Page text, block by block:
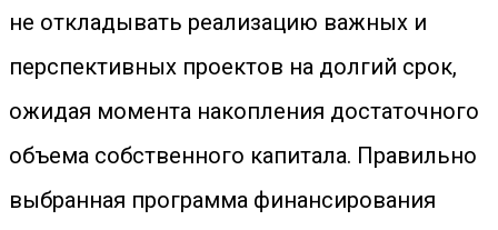
не откладывать реализацию важных и
перспективных проектов на долгий срок,
ожидая момента накопления достаточного
объема собственного капитала. Правильно
выбранная программа финансирования